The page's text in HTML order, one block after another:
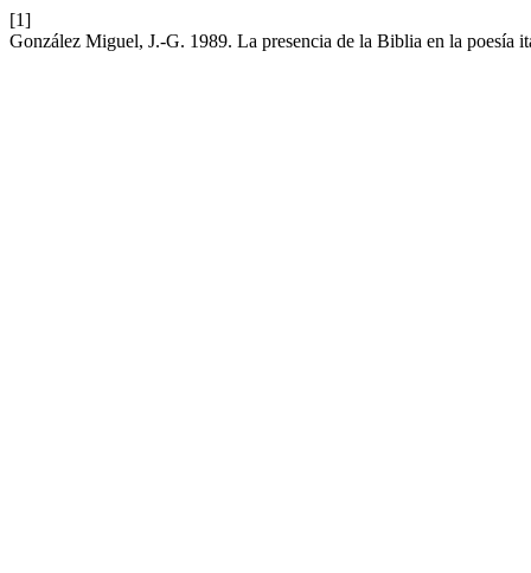
[1]
González Miguel, J.-G. 1989. La presencia de la Biblia en la